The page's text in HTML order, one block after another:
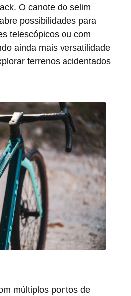
O canote do selim
possibilidades para
telescópicos ou com
ainda mais versatilidade
terrenos acidentados
múltiplos pontos de